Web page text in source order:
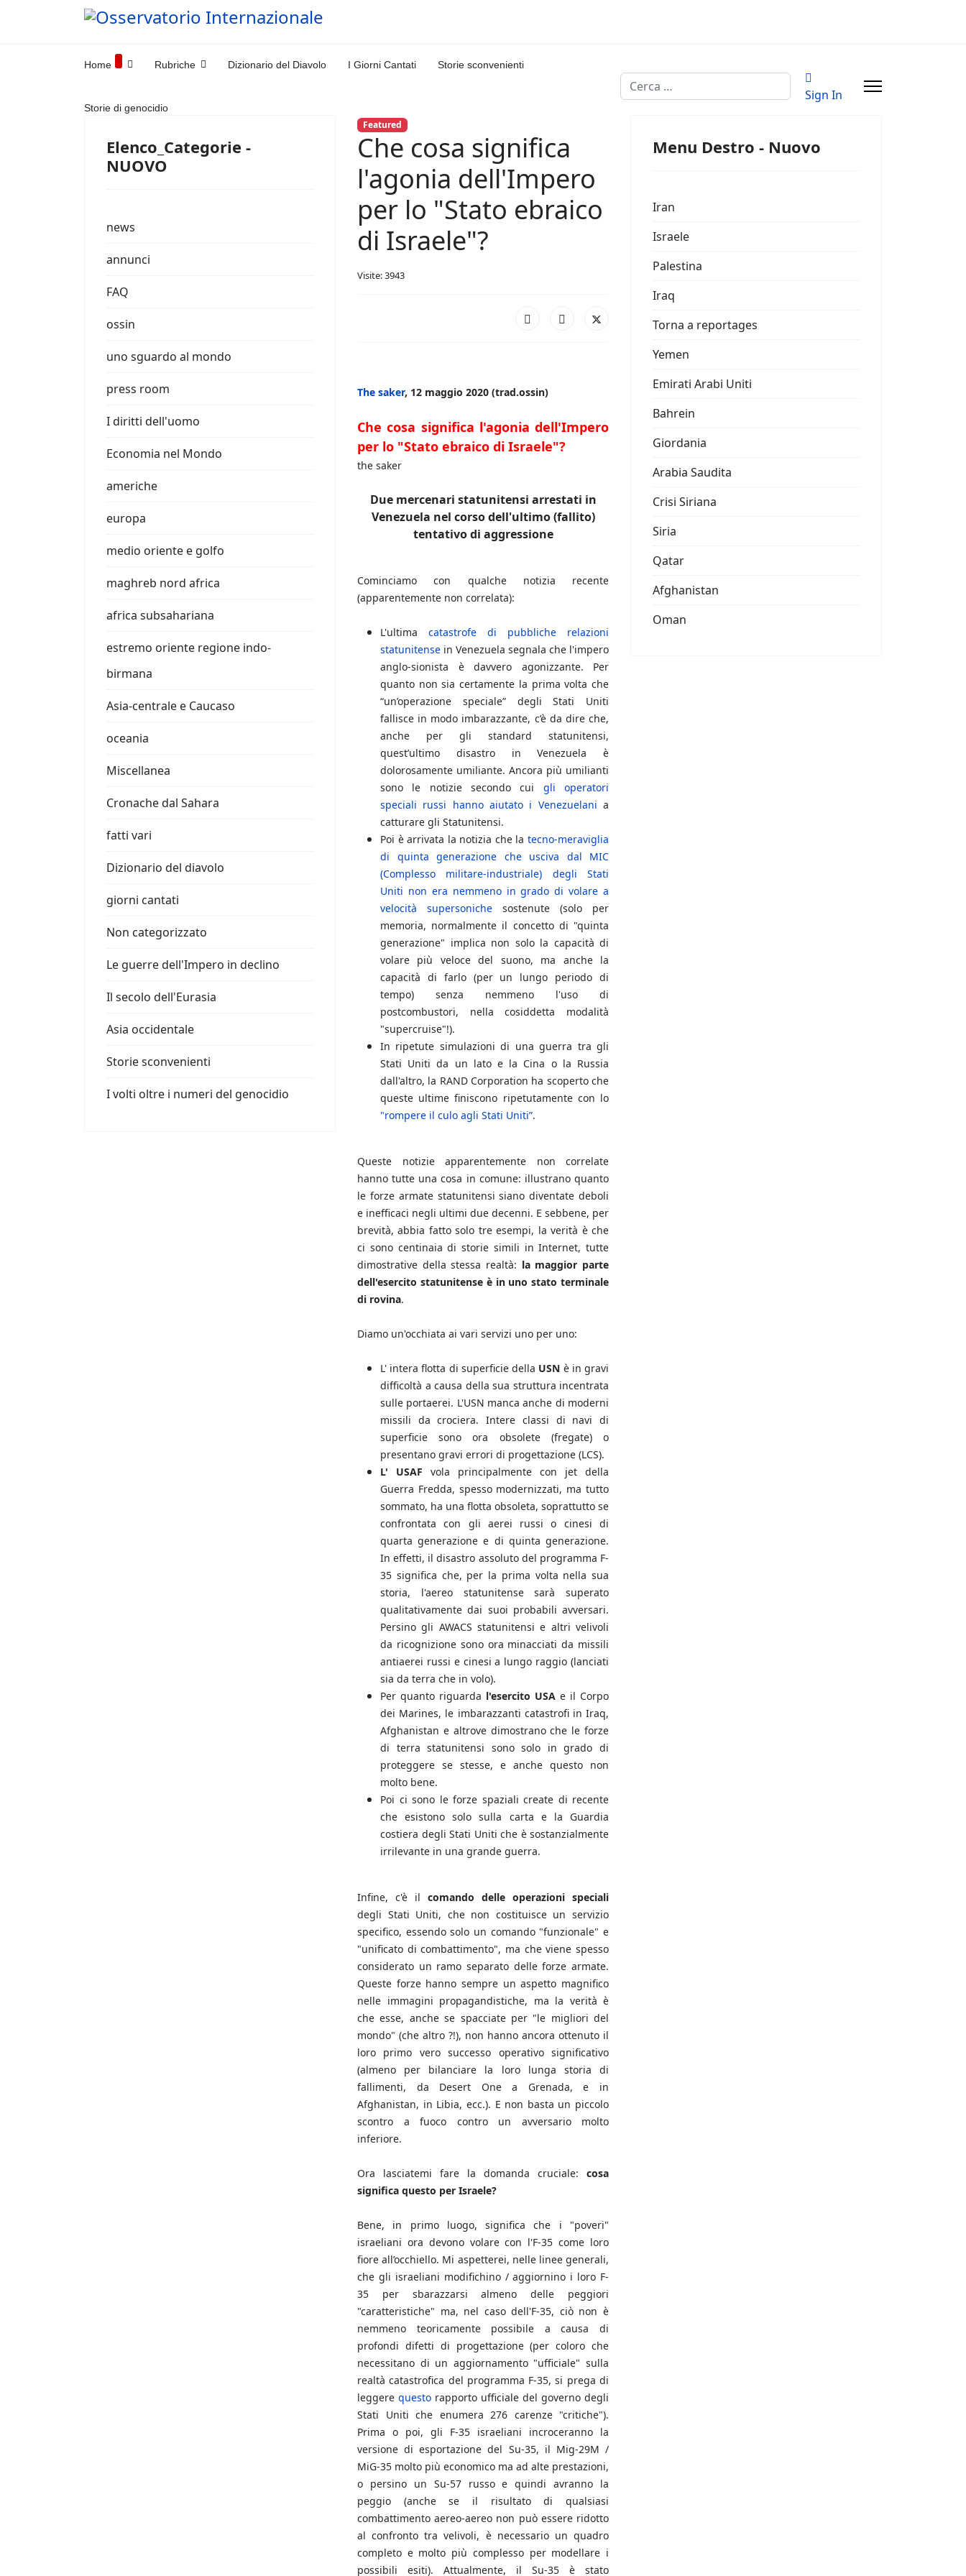
Home Rubriche Dizionario del Diavolo I Giorni Cantati Storie sconvenienti
Storie di genocidio
Cerca
Sign In
Elenco_Categorie -
NUOVO
news
annunci
FAQ
ossin
uno sguardo al mondo
press room
I diritti dell'uomo
Economia nel Mondo
americhe
europa
medio oriente e golfo
maghreb nord africa
africa subsahariana
estremo oriente regione indo-
birmana
Asia-centrale e Caucaso
oceania
Miscellanea
Cronache dal Sahara
fatti vari
Dizionario del diavolo
giorni cantati
Non categorizzato
Le guerre dell'Impero in declino
Il secolo dell'Eurasia
Asia occidentale
Storie sconvenienti
I volti oltre i numeri del genocidio
Featured
Che cosa significa
l'agonia dell'Impero
per lo "Stato ebraico
di Israele"?
Visite: 3943
The saker, 12 maggio 2020 (trad.ossin)
Che cosa significa l'agonia dell'Impero
per lo "Stato ebraico di Israele"?
the saker
Due mercenari statunitensi arrestati in
Venezuela nel corso dell'ultimo (fallito)
tentativo di aggressione
Cominciamo con qualche notizia recente
(apparentemente non correlata):
L'ultima catastrofe di pubbliche relazioni
statunitense in Venezuela segnala che l'impero
anglo-sionista è davvero agonizzante. Per
quanto non sia certamente la prima volta che
“un’operazione speciale” degli Stati Uniti
fallisce in modo imbarazzante, c’è da dire che,
anche per gli standard statunitensi,
quest’ultimo disastro in Venezuela è
dolorosamente umiliante. Ancora più umilianti
sono le notizie secondo cui gli operatori
speciali russi hanno aiutato i Venezuelani a
catturare gli Statunitensi.
Poi è arrivata la notizia che la tecno-meraviglia
di quinta generazione che usciva dal MIC
(Complesso militare-industriale) degli Stati
Uniti non era nemmeno in grado di volare a
velocità supersoniche sostenute (solo per
memoria, normalmente il concetto di "quinta
generazione" implica non solo la capacità di
volare più veloce del suono, ma anche la
capacità di farlo (per un lungo periodo di
tempo) senza nemmeno l'uso di
postcombustori, nella cosiddetta modalità
"supercruise"!).
In ripetute simulazioni di una guerra tra gli
Stati Uniti da un lato e la Cina o la Russia
dall'altro, la RAND Corporation ha scoperto che
queste ultime finiscono ripetutamente con lo
"rompere il culo agli Stati Uniti”.
Queste notizie apparentemente non correlate
hanno tutte una cosa in comune: illustrano quanto
le forze armate statunitensi siano diventate deboli
e inefficaci negli ultimi due decenni. E sebbene, per
brevità, abbia fatto solo tre esempi, la verità è che
ci sono centinaia di storie simili in Internet, tutte
dimostrative della stessa realtà: la maggior parte
dell'esercito statunitense è in uno stato terminale
di rovina.
Diamo un'occhiata ai vari servizi uno per uno:
L' intera flotta di superficie della USN è in gravi
difficoltà a causa della sua struttura incentrata
sulle portaerei. L'USN manca anche di moderni
missili da crociera. Intere classi di navi di
superficie sono ora obsolete (fregate) o
presentano gravi errori di progettazione (LCS).
L' USAF vola principalmente con jet della
Guerra Fredda, spesso modernizzati, ma tutto
sommato, ha una flotta obsoleta, soprattutto se
confrontata con gli aerei russi o cinesi di
quarta generazione e di quinta generazione.
In effetti, il disastro assoluto del programma F-
35 significa che, per la prima volta nella sua
storia, l'aereo statunitense sarà superato
qualitativamente dai suoi probabili avversari.
Persino gli AWACS statunitensi e altri velivoli
da ricognizione sono ora minacciati da missili
antiaerei russi e cinesi a lungo raggio (lanciati
sia da terra che in volo).
Per quanto riguarda l'esercito USA e il Corpo
dei Marines, le imbarazzanti catastrofi in Iraq,
Afghanistan e altrove dimostrano che le forze
di terra statunitensi sono solo in grado di
proteggere se stesse, e anche questo non
molto bene.
Poi ci sono le forze spaziali create di recente
che esistono solo sulla carta e la Guardia
costiera degli Stati Uniti che è sostanzialmente
irrilevante in una grande guerra.
Infine, c'è il comando delle operazioni speciali
degli Stati Uniti, che non costituisce un servizio
specifico, essendo solo un comando "funzionale" e
"unificato di combattimento", ma che viene spesso
considerato un ramo separato delle forze armate.
Queste forze hanno sempre un aspetto magnifico
nelle immagini propagandistiche, ma la verità è
che esse, anche se spacciate per "le migliori del
mondo" (che altro ?!), non hanno ancora ottenuto il
loro primo vero successo operativo significativo
(almeno per bilanciare la loro lunga storia di
fallimenti, da Desert One a Grenada, e in
Afghanistan, in Libia, ecc.). E non basta un piccolo
scontro a fuoco contro un avversario molto
inferiore.
Ora lasciatemi fare la domanda cruciale: cosa
significa questo per Israele?
Bene, in primo luogo, significa che i "poveri"
israeliani ora devono volare con l'F-35 come loro
fiore all’occhiello. Mi aspetterei, nelle linee generali,
che gli israeliani modifichino / aggiornino i loro F-
35 per sbarazzarsi almeno delle peggiori
"caratteristiche" ma, nel caso dell'F-35, ciò non è
nemmeno teoricamente possibile a causa di
profondi difetti di progettazione (per coloro che
necessitano di un aggiornamento "ufficiale" sulla
realtà catastrofica del programma F-35, si prega di
leggere questo rapporto ufficiale del governo degli
Stati Uniti che enumera 276 carenze "critiche").
Prima o poi, gli F-35 israeliani incroceranno la
versione di esportazione del Su-35, il Mig-29M /
MiG-35 molto più economico ma ad alte prestazioni,
o persino un Su-57 russo e quindi avranno la
peggio (anche se il risultato di qualsiasi
combattimento aereo-aereo non può essere ridotto
al confronto tra velivoli, è necessario un quadro
completo e molto più complesso per modellare i
possibili esiti). Attualmente, il Su-35 è stato
Menu Destro - Nuovo
Iran
Israele
Palestina
Iraq
Torna a reportages
Yemen
Emirati Arabi Uniti
Bahrein
Giordania
Arabia Saudita
Crisi Siriana
Siria
Qatar
Afghanistan
Oman